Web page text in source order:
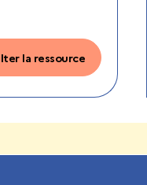
la ressource